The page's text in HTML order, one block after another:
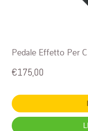
Pedale Effetto Per
€175,00